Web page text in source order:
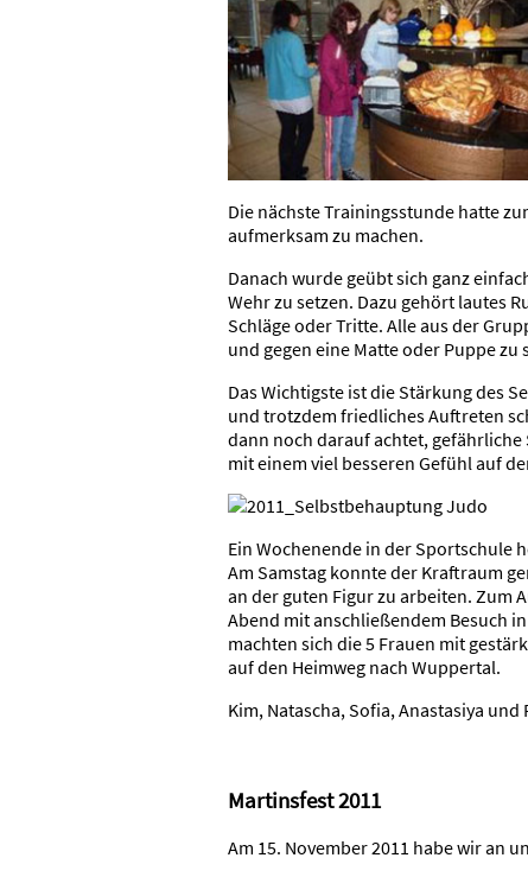
Die nächste Trainingsstunde hatte
aufmerksam zu machen.
Danach wurde geübt sich ganz
Wehr zu setzen. Dazu gehört lautes
Schläge oder Tritte. Alle aus der
und gegen eine Matte oder Puppe zu
Das Wichtigste ist die Stärkung des
und trotzdem friedliches Auftreten
dann noch darauf achtet,
mit einem viel besseren Gefühl auf
Ein Wochenende in der Sportschule
Am Samstag konnte der Kraftraum
an der guten Figur zu arbeiten. Zum
Abend mit anschließendem Besuch
machten sich die 5 Frauen mit
auf den Heimweg nach Wuppertal.
Kim, Natascha, Sofia, Anastasiya und
Martinsfest 2011
Am 15. November 2011 habe wir an